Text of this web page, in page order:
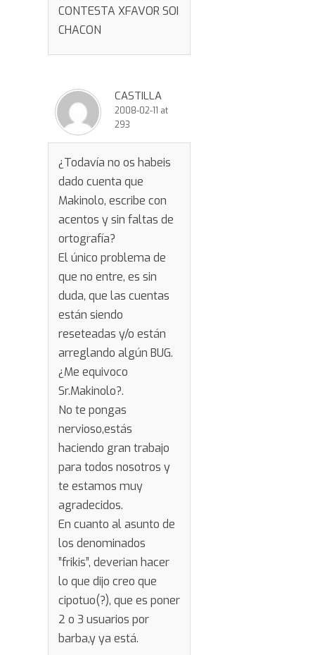
CONTESTA XFAVOR SOI
CHACON
CASTILLA
2008-02-11 at
293
¿Todavía no os habeis
dado cuenta que
Makinolo, escribe con
acentos y sin faltas de
ortografía?
El único problema de
que no entre, es sin
duda, que las cuentas
están siendo
reseteadas y/o están
arreglando algún BUG.
¿Me equivoco
Sr.Makinolo?.
No te pongas
nervioso,estás
haciendo gran trabajo
para todos nosotros y
te estamos muy
agradecidos.
En cuanto al asunto de
los denominados
”frikis”, deverian hacer
lo que dijo creo que
cipotuo(?), que es poner
2 o 3 usuarios por
barba,y ya está.